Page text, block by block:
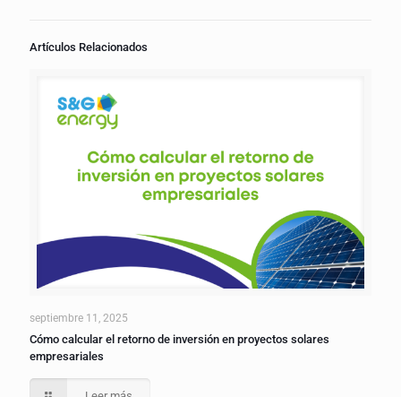
Artículos Relacionados
septiembre 11, 2025
Cómo calcular el retorno de inversión en proyectos solares
empresariales